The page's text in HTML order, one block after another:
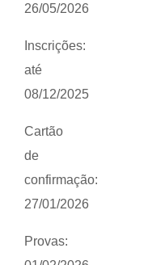
26/05/2026
Inscrições:
até
08/12/2025
Cartão
de
confirmação:
27/01/2026
Provas: